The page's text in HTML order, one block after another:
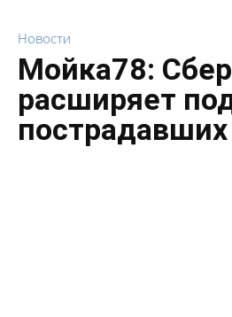
Новости
Мойка78: Сбер
расширяет